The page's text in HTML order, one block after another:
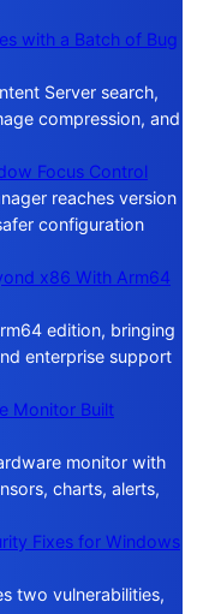
with a Batch of Bug
Server search,
compression, and
Focus Control
reaches version
configuration
x86 With Arm64
edition, bringing
enterprise support
Monitor Built
monitor with
charts, alerts,
Fixes for Windows
two vulnerabilities,